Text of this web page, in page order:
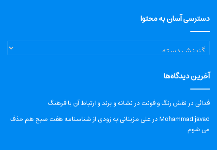
دسترسی آسان به محتوا
دسترسی
آسان
محتوا
آخرین دیدگاه‌ها
فدائیدرنقش رنگ و فونت در نشانه و برند و ارتباط آن با فرهنگ
Mohammad javadدرعلی مزینانی:به زودی از شناسنامه هفت صبح هم حذف
می شوم